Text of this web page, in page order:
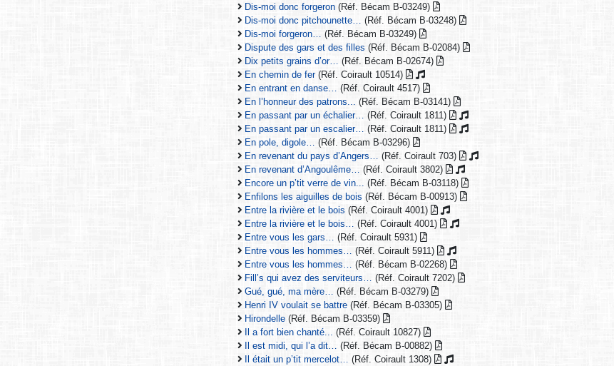
Dis-moi donc forgeron (Réf. Bécam B-03249)
Dis-moi donc pitchounette…
(Réf. Bécam B-03248)
Dis-moi forgeron…
(Réf. Bécam B-03249)
Dispute des gars et des filles (Réf. Bécam B-02084)
Dix petits grains d’or…
(Réf. Bécam B-02674)
En chemin de fer (Réf. Coirault 10514)
En entrant en danse…
(Réf. Coirault 4517)
En l’honneur des patrons...
(Réf. Bécam B-03141)
En passant par un échalier…
(Réf. Coirault 1811)
En passant par un escalier…
(Réf. Coirault 1811)
En pole, digole…
(Réf. Bécam B-03296)
En revenant du pays d’Angers…
(Réf. Coirault 703)
En revenant d’Angoulême…
(Réf. Coirault 3802)
Encore un p’tit verre de vin...
(Réf. Bécam B-03118)
Enfilons les aiguilles de bois (Réf. Bécam B-00913)
Entre la rivière et le bois (Réf. Coirault 4001)
Entre la rivière et le bois…
(Réf. Coirault 4001)
Entre vous les gars…
(Réf. Coirault 5931)
Entre vous les hommes…
(Réf. Coirault 5911)
Entre vous les hommes…
(Réf. Bécam B-02268)
Fill’s qui avez des serviteurs…
(Réf. Coirault 7202)
Gué, gué, ma mère…
(Réf. Bécam B-03279)
Henri IV voulait se battre (Réf. Bécam B-03305)
Hirondelle (Réf. Bécam B-03359)
Il a fort bien chanté...
(Réf. Coirault 10827)
Il est midi, qui l’a dit…
(Réf. Bécam B-00882)
Il était un p’tit mercelot…
(Réf. Coirault 1308)